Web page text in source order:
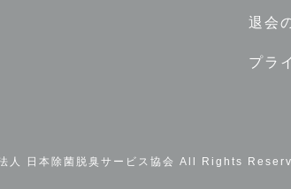
退会
プラ
日本除菌脱臭サービス協会 All Rights